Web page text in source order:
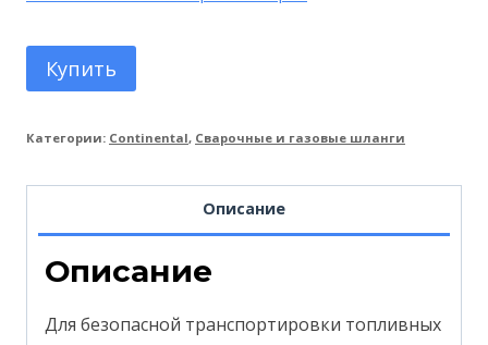
Купить
Категории: Continental, Сварочные и газовые шланги
Описание
Описание
Для безопасной транспортировки топливных